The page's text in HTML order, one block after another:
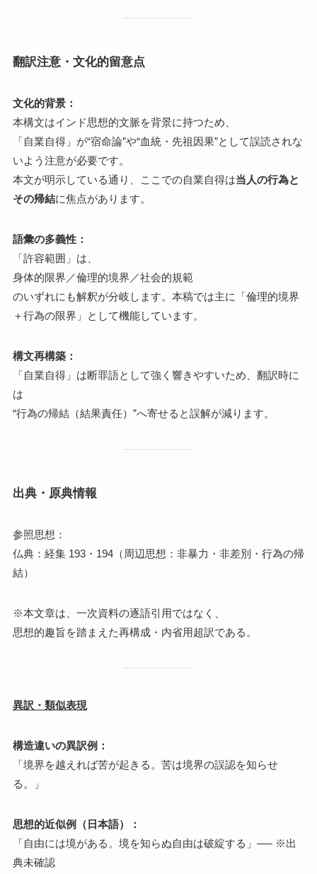
翻訳注意・文化的留意点
文化的背景：
本構文はインド思想的文脈を背景に持つため、
「自業自得」が“宿命論”や“血統・先祖因果”として誤読されな
いよう注意が必要です。
本文が明示している通り、ここでの自業自得は当人の行為と
その帰結に焦点があります。
語彙の多義性：
「許容範囲」は、
身体的限界／倫理的境界／社会的規範
のいずれにも解釈が分岐します。本稿では主に「倫理的境界
＋行為の限界」として機能しています。
構文再構築：
「自業自得」は断罪語として強く響きやすいため、翻訳時に
は
“行為の帰結（結果責任）”へ寄せると誤解が減ります。
出典・原典情報
参照思想：
仏典：経集 193・194（周辺思想：非暴力・非差別・行為の帰
結）
※本文章は、一次資料の逐語引用ではなく、
思想的趣旨を踏まえた再構成・内省用超訳である。
異訳・類似表現
構造違いの異訳例：
「境界を越えれば苦が起きる。苦は境界の誤認を知らせ
る。」
思想的近似例（日本語）：
「自由には境がある。境を知らぬ自由は破綻する」── ※出
典未確認